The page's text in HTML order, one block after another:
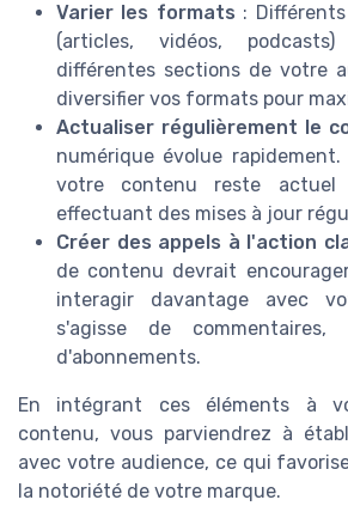
Varier les formats :
(articles, vidéos,
différentes sections de votre
diversifier vos formats pour
Actualiser régulièrement le
numérique évolue
votre contenu reste
effectuant des mises à jour
Créer des appels à l'action
de contenu devrait
interagir davantage avec
s'agisse de
d'abonnements.
En intégrant ces éléments à
contenu, vous parviendrez à
avec votre audience, ce qui
la notoriété de votre marque.